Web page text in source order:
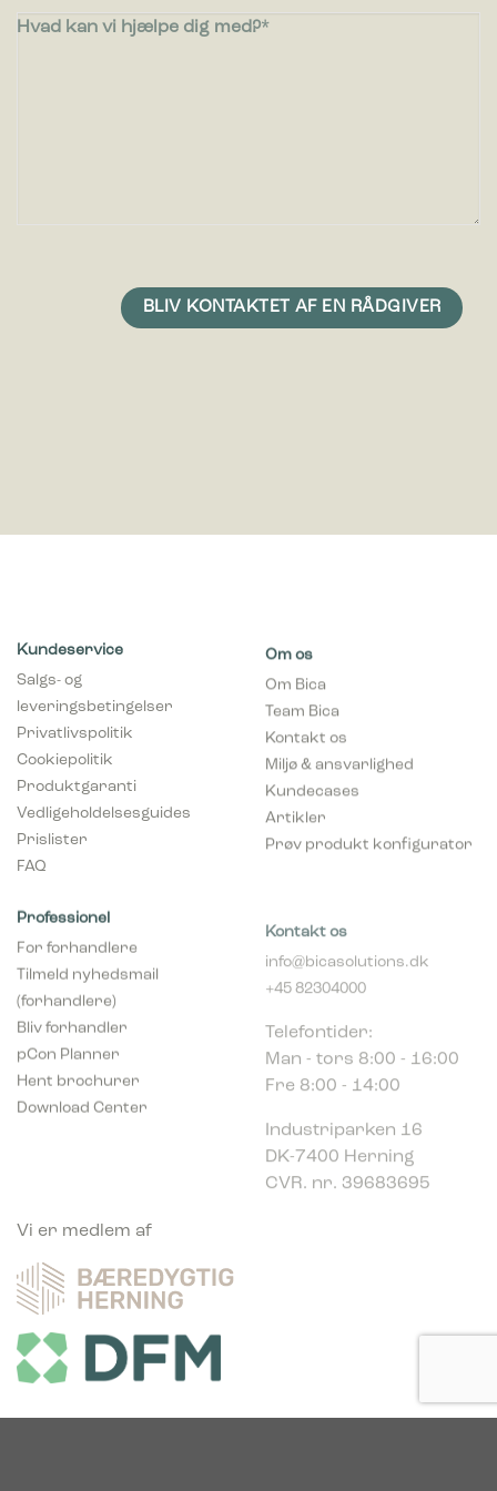
Hvad kan vi hjælpe dig med?
Kundeservice
Salgs- og
leveringsbetingelser
Privatlivspolitik
Cookiepolitik
Produktgaranti
Vedligeholdelsesguides
Prislister
FAQ
Om os
Om Bica
Team Bica
Kontakt os
Miljø & ansvarlighed
Kundecases
Artikler
Prøv produkt konfigurator
Professionel
For forhandlere
Tilmeld nyhedsmail
(forhandlere)
Bliv forhandler
pCon Planner
Hent brochurer
Download Center
+45 82304000
Man - tors 8:00 - 16:00
Fre 8:00 - 14:00
DK-7400 Herning
CVR. nr. 39683695
Vi er medlem af